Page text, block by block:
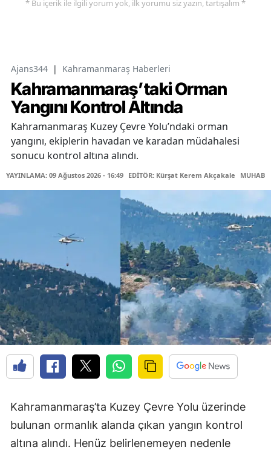
* Bu içerik ile ilgili yorum yok, ilk yorumu siz yazın, tartışalım *
Ajans344 | Kahramanmaraş Haberleri
Kahramanmaraş’taki Orman
Yangını Kontrol Altında
Kahramanmaraş Kuzey Çevre Yolu’ndaki orman
yangını, ekiplerin havadan ve karadan müdahalesi
sonucu kontrol altına alındı.
YAYINLAMA: 09 Ağustos 2026 - 16:49 EDİTÖR: Kürşat Kerem Akçakale
Kahramanmaraş’ta Kuzey Çevre Yolu üzerinde
bulunan ormanlık alanda çıkan yangın kontrol
altına alındı. Henüz belirlenemeyen nedenle